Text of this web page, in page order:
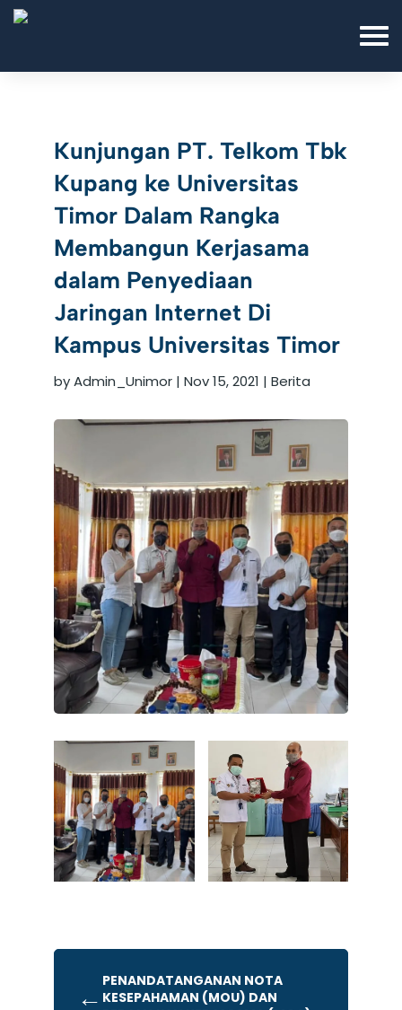
Kunjungan PT. Telkom Tbk
Kupang ke Universitas
Timor Dalam Rangka
Membangun Kerjasama
dalam Penyediaan
Jaringan Internet Di
Kampus Universitas Timor
byAdmin_Unimor| Nov 15, 2021 | Berita
← PENANDATANGANAN NOTA
KESEPAHAMAN (MOU) DAN